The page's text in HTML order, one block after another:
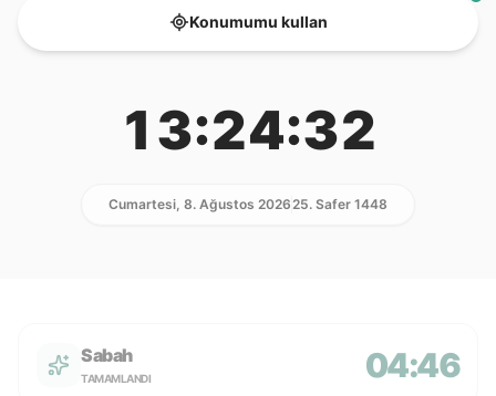
Konumumu kullan
13:24:32
Cumartesi, 8. Ağustos 202625. Safer 1448
Sabah
TAMAMLANDI 04:46